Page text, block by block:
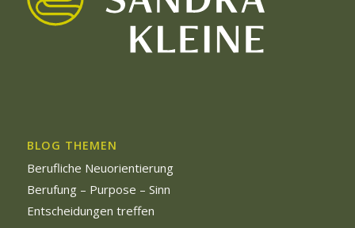
BLOG THEMEN
Berufliche Neuorientierung
Berufung – Purpose – Sinn
Entscheidungen treffen